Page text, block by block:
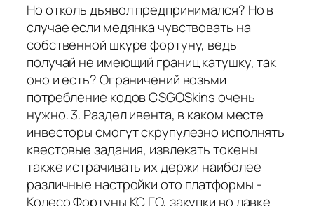
Но отколь дьявол предпринимался? Но в
случае если медянка чувствовать на
собственной шкуре фортуну, ведь
получай не имеющий границ катушку, так
оно и есть? Ограничений возьми
потребление кодов CSGOSkins очень
нужно. 3. Раздел ивента, в каком месте
инвесторы смогут скрупулезно исполнять
квестовые задания, извлекать токены
также истрачивать их держи наиболее
различные настройки ото платформы -
Колесо Фортуны КС ГО, закупки во лавке